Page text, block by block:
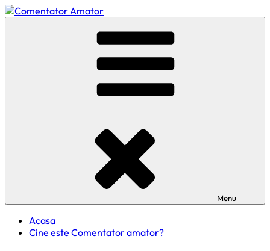
Skip
to
Menu
Acasa
Cine este Comentator amator?